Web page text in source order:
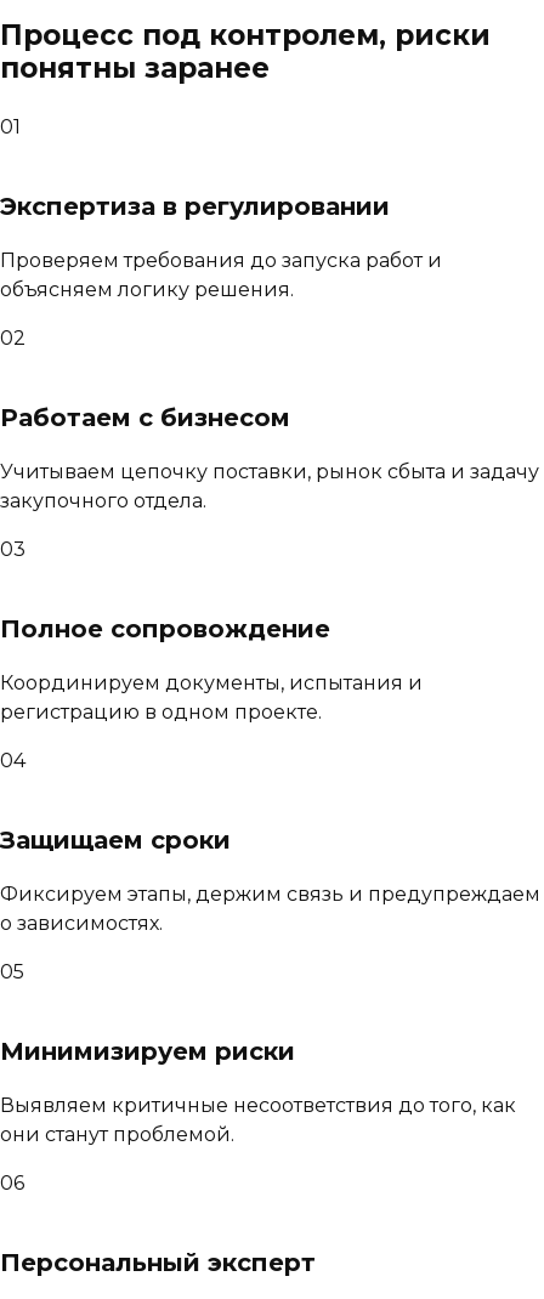
Процесс под контролем, риски
понятны заранее
01
Экспертиза в регулировании
Проверяем требования до запуска работ и
объясняем логику решения.
02
Работаем с бизнесом
Учитываем цепочку поставки, рынок сбыта и задачу
закупочного отдела.
03
Полное сопровождение
Координируем документы, испытания и
регистрацию в одном проекте.
04
Защищаем сроки
Фиксируем этапы, держим связь и предупреждаем
о зависимостях.
05
Минимизируем риски
Выявляем критичные несоответствия до того, как
они станут проблемой.
06
Персональный эксперт